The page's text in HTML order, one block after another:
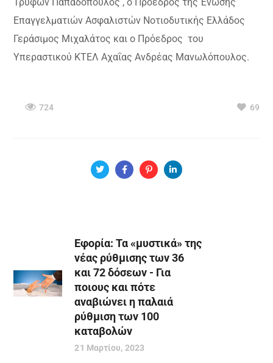
Επαγγελματιών Ασφαλιστών Νοτιοδυτικής Ελλάδος
Γεράσιμος Μιχαλάτος και ο Πρόεδρος του
Υπεραστικού ΚΤΕΛ Αχαΐας Ανδρέας Μανωλόπουλος.
724 69
Εφορία: Τα «μυστικά» της
νέας ρύθμισης των 36
και 72 δόσεων - Για
ποιους και πότε
αναβιώνει η παλαιά
ρύθμιση των 100
καταβολών
21 Μαρτίου, 2023